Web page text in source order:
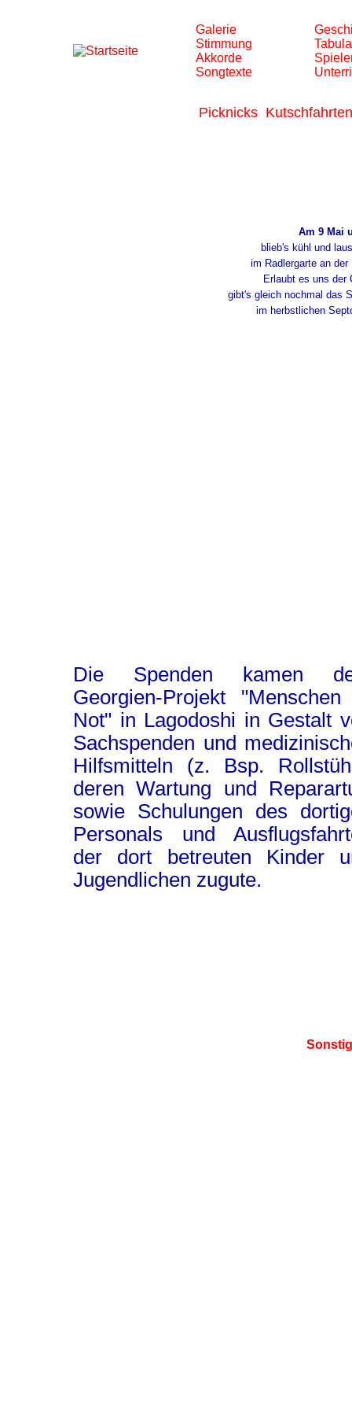
Galerie
Stimmung
Akkorde
Songtexte
Picknicks
Am 9 Mai
blieb's kühl und
im Radlergarte an der
Erlaubt es uns der
gibt's gleich nochmal das
im herbstlichen
Die Spenden kamen
Georgien-Projekt
Not" in Lagodoshi in Gestalt
Sachspenden und
Hilfsmitteln (z. Bsp.
deren Wartung und
sowie Schulungen des
Personals und
der dort betreuten Kinder
Jugendlichen zugute.